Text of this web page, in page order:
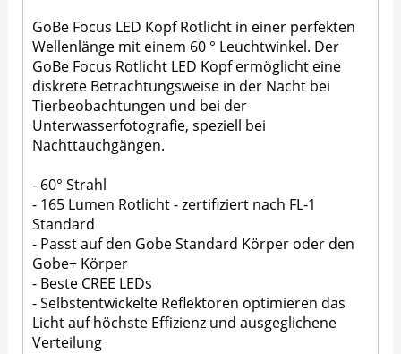
GoBe Focus LED Kopf Rotlicht in einer perfekten
Wellenlänge mit einem 60 ° Leuchtwinkel. Der
GoBe Focus Rotlicht LED Kopf ermöglicht eine
diskrete Betrachtungsweise in der Nacht bei
Tierbeobachtungen und bei der
Unterwasserfotografie, speziell bei
Nachttauchgängen.
- 60° Strahl
- 165 Lumen Rotlicht - zertifiziert nach FL-1
Standard
- Passt auf den Gobe Standard Körper oder den
Gobe+ Körper
- Beste CREE LEDs
- Selbstentwickelte Reflektoren optimieren das
Licht auf höchste Effizienz und ausgeglichene
Verteilung